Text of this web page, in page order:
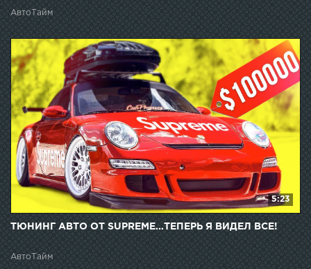
АвтоТайм
5:23
ТЮНИНГ АВТО ОТ SUPREME...ТЕПЕРЬ Я ВИДЕЛ ВСЕ!
АвтоТайм